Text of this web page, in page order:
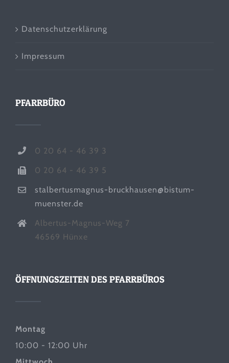
Datenschutzerklärung
Impressum
PFARRBÜRO
0 20 64 - 46 39 3
0 20 64 - 46 39 5
stalbertusmagnus-bruckhausen@bistum-
muenster.de
Albertus-Magnus-Weg 7
46569 Hünxe
ÖFFNUNGSZEITEN DES PFARRBÜROS
Montag
10:00 - 12:00 Uhr